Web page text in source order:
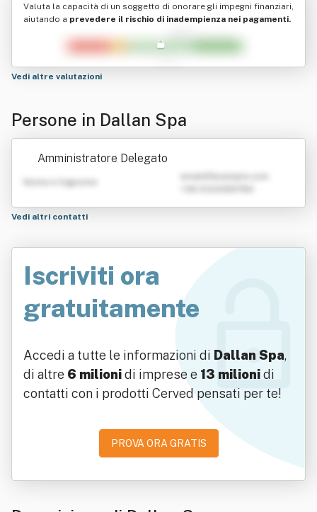
Valuta la capacità di un soggetto di onorare gli impegni finanziari,
aiutando a prevedere il rischio di inadempienza nei pagamenti.
Vedi altre valutazioni
Persone in Dallan Spa
Amministratore Delegato
Nome e Cognome
Vedi altri contatti
Iscriviti ora
gratuitamente
Accedi a tutte le informazioni di Dallan Spa,
di altre 6 milionidi imprese e 13 milionidi
contatti con i prodotti Cerved pensati per te!
PROVA ORA GRATIS